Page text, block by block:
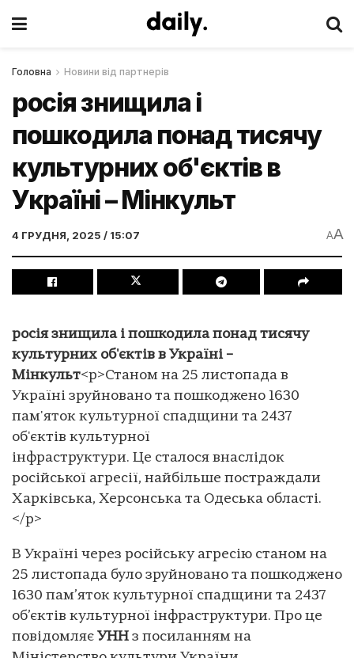
Головна Новини від партнерів
росія знищила і
пошкодила понад тисячу
культурних об'єктів в
Україні – Мінкульт
4 ГРУДНЯ, 2025 / 15:07 AA
росія знищила і пошкодила понад тисячу
культурних об'єктів в Україні –
Мінкульт<p>Станом на 25 листопада в
Україні зруйновано та пошкоджено 1630
пам'яток культурної спадщини та 2437
об'єктів культурної
інфраструктури. Це сталося внаслідок
російської агресії, найбільше постраждали
Харківська, Херсонська та Одеська області.
</p>
В Україні через російську агресію станом на
25 листопада було зруйновано та пошкоджено
1630 пам’яток культурної спадщини та 2437
об’єктів культурної інфраструктури. Про це
повідомляє УНН з посиланням на